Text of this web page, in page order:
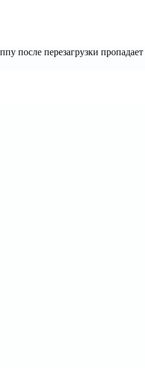
после перезагрузки